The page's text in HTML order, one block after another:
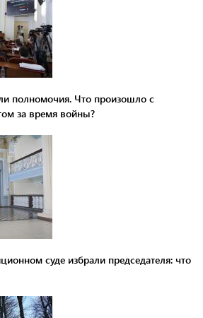
полномочия. Что произошло с
за время войны?
суде избрали председателя: что